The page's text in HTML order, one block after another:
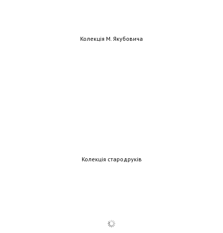
Колекція М. Якубовича
Колекція стародруків